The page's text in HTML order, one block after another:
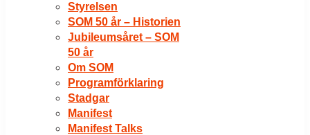
Styrelsen
SOM 50 år – Historien
Jubileumsåret – SOM
50 år
Om SOM
Programförklaring
Stadgar
Manifest
Manifest Talks